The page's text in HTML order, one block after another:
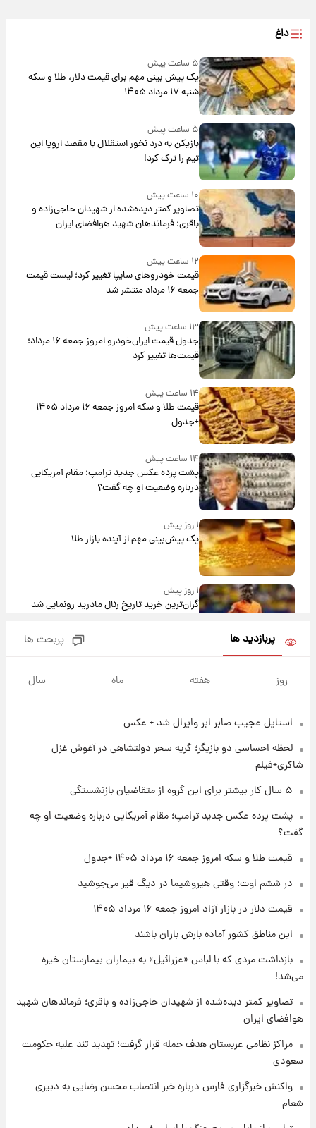
داغ
۵ ساعت پیش
یک پیش ‌بینی مهم برای قیمت دلار، طلا و سکه
شنبه ۱۷ مرداد ۱۴۰۵
۵ ساعت پیش
بازیکن به درد نخور استقلال با مقصد اروپا این
تیم را ترک کرد!
۱۰ ساعت پیش
تصاویر کمتر دیده‌شده از شهیدان حاجی‌زاده و
باقری؛ فرماندهان شهید هوافضای ایران
۱۲ ساعت پیش
قیمت خودروهای سایپا تغییر کرد؛ لیست قیمت
جمعه ۱۶ مرداد منتشر شد
۱۳ ساعت پیش
جدول قیمت ایران‌خودرو امروز جمعه ۱۶ مرداد؛
قیمت‌ها تغییر کرد
۱۴ ساعت پیش
قیمت طلا و سکه امروز جمعه ۱۶ مرداد ۱۴۰۵
+جدول
۱۴ ساعت پیش
پشت پرده عکس جدید ترامپ؛ مقام آمریکایی
درباره وضعیت او چه گفت؟
۱ روز پیش
یک پیش‌بینی مهم از آینده بازار طلا
۱ روز پیش
گران‌ترین خرید تاریخ رئال مادرید رونمایی شد
روزها پربارش‌تر خواهند بود؟
۱ روز پیش
شد؛ تیکدری، محبی و سرگیف با اعداد ویژه
۱ روز پیش
شد+فیلم
۱ روز پیش
امروز پنجشنبه ۱۵ مرداد ۱۴۰۵ +جدول
قیمت طلا و سکه امروز پنجشنبه ۱۵ مرداد ۱۴۰۵
شارژ جدید کالابرگ برای سه دهک؛ جزئیات اعلام
پربازدید ها پربحث ها
روز هفته ماه سال
استایل عجیب صابر ابر وایرال شد + عکس
لحظه احساسی دو بازیگر؛ گریه سحر دولتشاهی در آغوش غزل
شاکری+فیلم
۵ سال کار بیشتر برای این گروه از متقاضیان بازنشستگی
پشت پرده عکس جدید ترامپ؛ مقام آمریکایی درباره وضعیت او چه
گفت؟
قیمت طلا و سکه امروز جمعه ۱۶ مرداد ۱۴۰۵ +جدول
در ششم اوت؛ وقتی هیروشیما در دیگ قیر می‌جوشید
قیمت دلار در بازار آزاد امروز جمعه ۱۶ مرداد ۱۴۰۵
این مناطق کشور آماده بارش باران باشند
بازداشت مردی که با لباس «عزرائیل» به بیماران بیمارستان خیره
می‌شد!
تصاویر کمتر دیده‌شده از شهیدان حاجی‌زاده و باقری؛ فرماندهان شهید
هوافضای ایران
مراکز نظامی عربستان هدف حمله قرار گرفت؛ تهدید تند علیه حکومت
سعودی
واکنش خبرگزاری فارس درباره خبر انتصاب محسن رضایی به دبیری
شعام